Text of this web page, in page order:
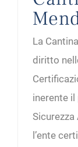
La
diritto
inerente
l’ente